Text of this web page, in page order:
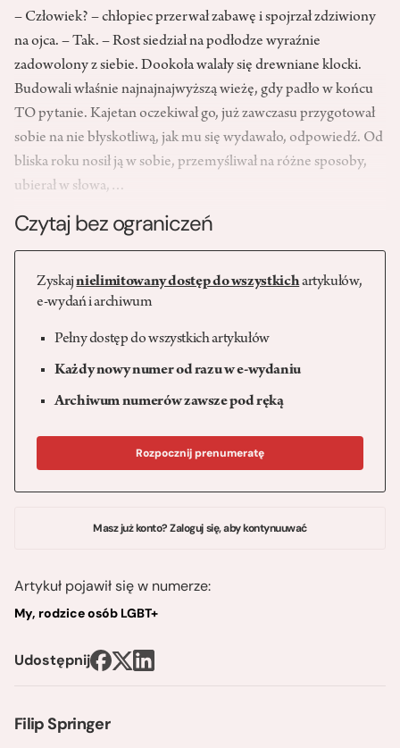
Filip Springer
– Człowiek? – chłopiec przerwał zabawę i spojrzał zdziwiony
na ojca. – Tak. – Rost siedział na podłodze wyraźnie
zadowolony z siebie. Dookoła walały się drewniane klocki.
Budowali właśnie najnajnajwyższą wieżę, gdy padło w końcu
TO pytanie. Kajetan oczekiwał go, już zawczasu przygotował
sobie na nie błyskotliwą, jak mu się wydawało, odpowiedź. Od
bliska roku nosił ją w sobie, przemyśliwał na różne sposoby,
ubierał w słowa,…
Czytaj bez ograniczeń
Zyskajnielimitowany dostęp do wszystkichartykułów,
e-wydań i archiwum
Pełny dostęp do wszystkich artykułów
Każdy nowy numer od razu w e-wydaniu
Archiwum numerów zawsze pod ręką
Rozpocznij prenumeratę
Masz już konto? Zaloguj się, aby kontynuuwać
Artykuł pojawił się w numerze:
My, rodzice osób LGBT+
Udostępnij